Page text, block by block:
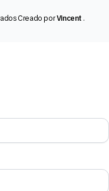
Creado porVincent .